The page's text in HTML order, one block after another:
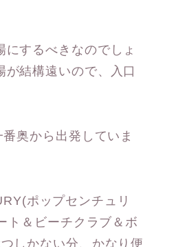
するべきなのでしょ
結構遠いので、入口
奥から出発していま
ポップセンチュリ
ト＆ビーチクラブ＆ボ
しかない分、かなり便